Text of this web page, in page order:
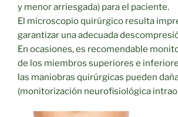
y menor arriesgada) para el paciente.
El microscopio quirúrgico resulta
garantizar una adecuada
En ocasiones, es recomendable
de los miembros superiores e
las maniobras quirúrgicas pueden
(monitorización neurofisiológica